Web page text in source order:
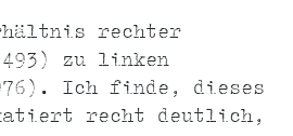
rechter
zu linken
Ich finde, dieses
recht deutlich,